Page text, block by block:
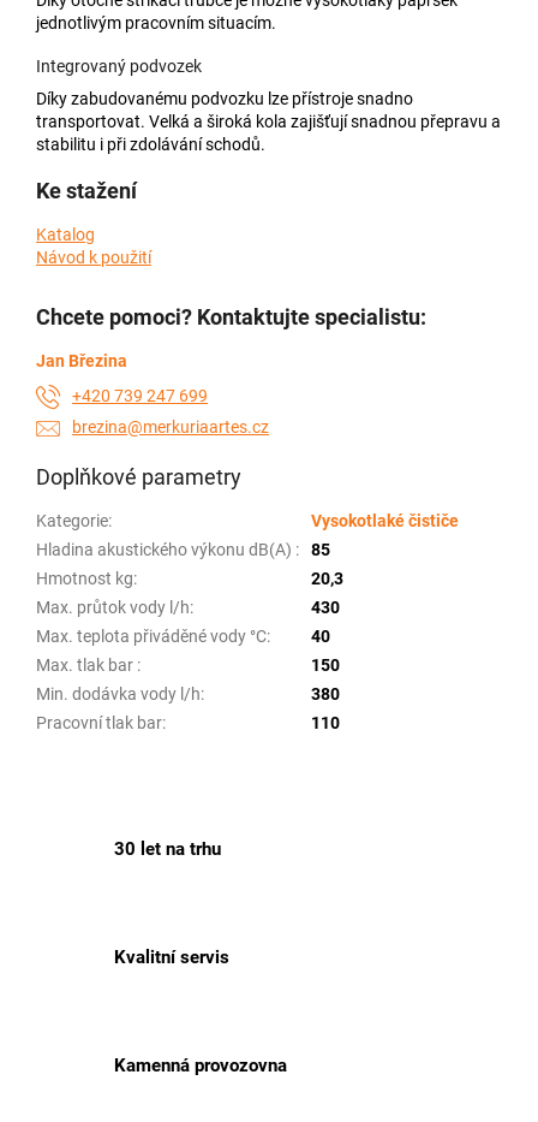
30 let na trhu
Kvalitní servis
Kamenná provozovna
jednotlivým pracovním situacím.
Integrovaný podvozek
Díky zabudovanému podvozku lze přístroje snadno
transportovat. Velká a široká kola zajišťují snadnou přepravu a
stabilitu i při zdolávání schodů.
Ke stažení
Katalog
Návod k použití
Chcete pomoci? Kontaktujte specialistu:
Jan Březina
+420 739 247 699
brezina@merkuriaartes.cz
Doplňkové parametry
Kategorie:
Vysokotlaké čističe
Hladina akustického výkonu dB(A) :
85
Hmotnost kg:
20,3
Max. průtok vody l/h:
430
Max. teplota přiváděné vody °C:
40
Max. tlak bar :
150
Min. dodávka vody l/h:
380
Pracovní tlak bar: 110